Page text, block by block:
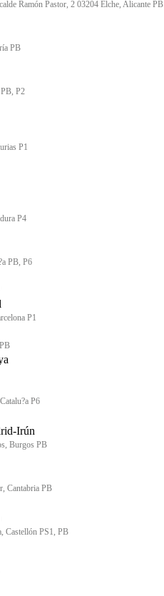
Ramón Pastor, 2 03204 Elche, Alicante PB
PB
P2
P1
P4
PB, P6
P1
P6
Irún
Burgos PB
Cantabria PB
Castellón PS1, PB